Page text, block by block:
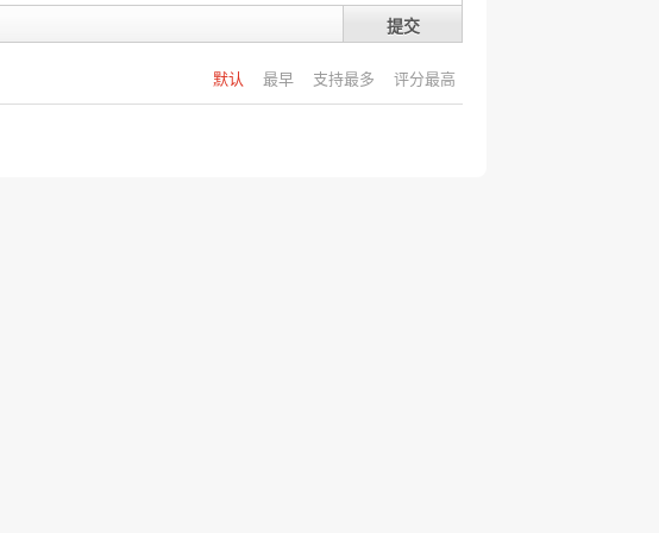
提交
默认 最早 支持最多 评分最高